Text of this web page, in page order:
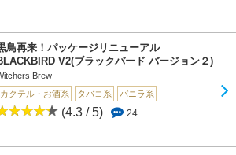
鳥再来！パッケージリニューアル
V2(ブラックバード バージョン２)
Brew
カクテル・お酒系
タバコ系 バニラ系
(4.3 / 5) 24